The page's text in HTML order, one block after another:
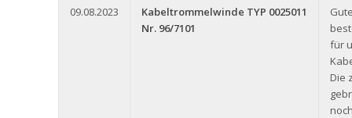
09.08.2023
Kabeltrommelwinde TYP 0025011
Nr. 96/7101
für
Die